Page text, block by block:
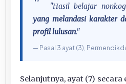
"Hasil belajar
yang melandasi karakter
profil lulusan."
— Pasal 3 ayat (3),
Selanjutnya, ayat (7)